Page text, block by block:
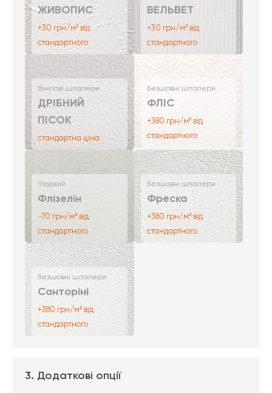
ЖИВОПИС
+30 грн/м² від
стандартного
ВЕЛЬВЕТ
+30 грн/м² від
стандартного
Вінілові шпалери
ДРІБНИЙ
ПІСОК
стандартна ціна
Безшовні шпалери
ФЛІС
+380 грн/м² від
стандартного
Гладкий
Флізелін
-70 грн/м² від
стандартного
Безшовні шпалери
Фреска
+380 грн/м² від
стандартного
Безшовні шпалери
Санторіні
+380 грн/м² від
стандартного
3. Додаткові опції